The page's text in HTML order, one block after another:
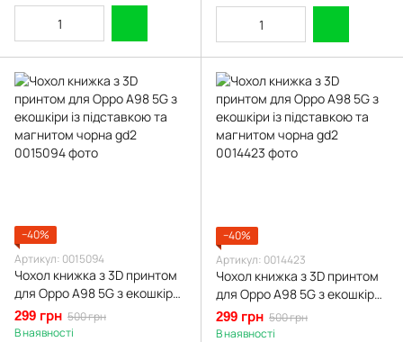
−40%
Артикул: 0015094
Чохол книжка з 3D принтом
для Oppo A98 5G з екошкіри
із підставкою та магнитом
чорна gd2
299 грн 500 грн
В наявності
−40%
Артикул: 0014423
Чохол книжка з 3D принтом
для Oppo A98 5G з екошкіри
із підставкою та магнитом
чорна gd2
299 грн 500 грн
В наявності